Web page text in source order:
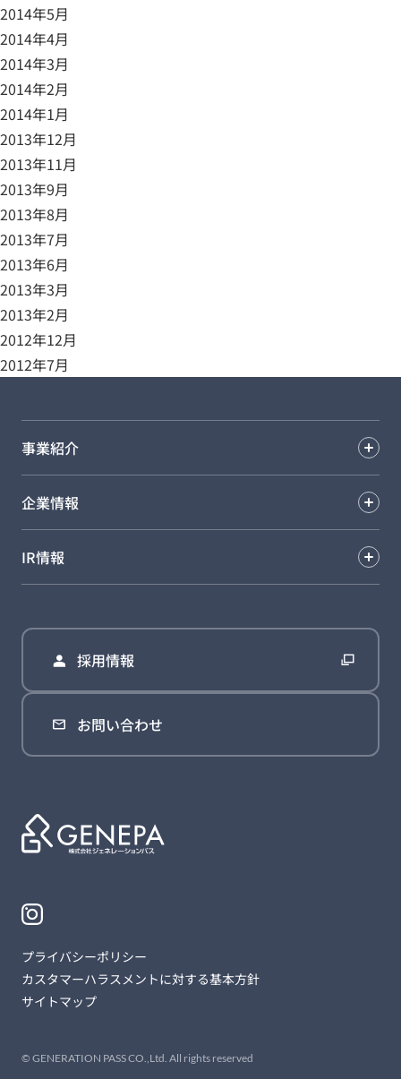
2014年5月
2014年4月
2014年3月
2014年2月
2014年1月
2013年12月
2013年11月
2013年9月
2013年8月
2013年7月
2013年6月
2013年3月
2013年2月
2012年12月
2012年7月
プライバシーポリシー
カスタマーハラスメントに対する基本方針
サイトマップ
© GENERATION PASS CO.,Ltd. All rights reserved
事業紹介
企業情報
IR情報
採用情報
お問い合わせ